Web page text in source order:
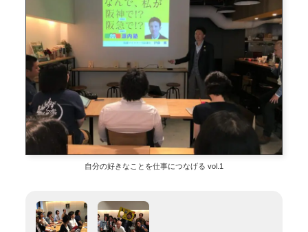
自分の好きなことを仕事につなげる vol.1